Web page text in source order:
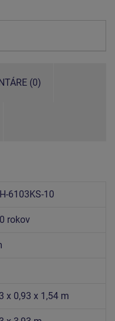
(0)
6103KS-10
rokov
x 0,93 x 1,54 m